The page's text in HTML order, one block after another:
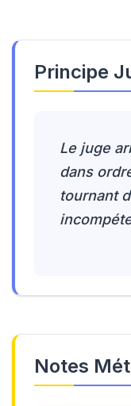
Principe
Le juge
dans
tournant
Notes